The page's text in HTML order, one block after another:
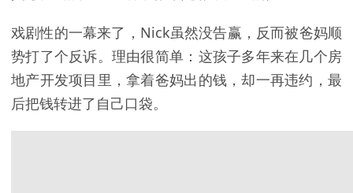
戏剧性的一幕来了，Nick虽然没告赢，反而被爸妈顺
势打了个反诉。理由很简单：这孩子多年来在几个房
地产开发项目里，拿着爸妈出的钱，却一再违约，最
后把钱转进了自己口袋。